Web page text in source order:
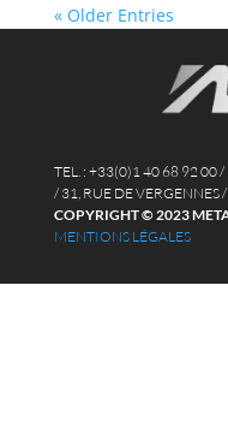
« Older Entries
TEL. : +33(0)1 40 68 92 00
/ 31, RUE DE VERGENNES
COPYRIGHT © 2023
MENTIONS LÉGALES